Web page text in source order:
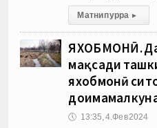
Матни пурра ▸
ЯХОБМОНӢ.
мақсади
яхобмонӣ
🕔 13:35, 4.Фев 2024